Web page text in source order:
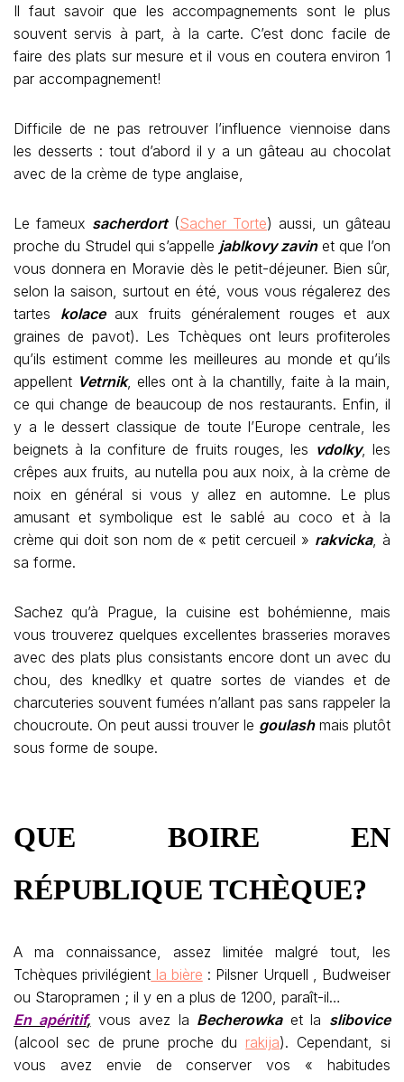
Il faut savoir que les accompagnements sont le plus
souvent servis à part, à la carte. C’est donc facile de
faire des plats sur mesure et il vous en coutera environ 1
par accompagnement!
Difficile de ne pas retrouver l’influence viennoise dans
les desserts : tout d’abord il y a un gâteau au chocolat
avec de la crème de type anglaise,
Le fameux sacherdort(Sacher Torte) aussi, un gâteau
proche du Strudel qui s’appelle jablkovy zavinet que l’on
vous donnera en Moravie dès le petit-déjeuner. Bien sûr,
selon la saison, surtout en été, vous vous régalerez des
tartes kolaceaux fruits généralement rouges et aux
graines de pavot). Les Tchèques ont leurs profiteroles
qu’ils estiment comme les meilleures au monde et qu’ils
appellent Vetrnik, elles ont à la chantilly, faite à la main,
ce qui change de beaucoup de nos restaurants. Enfin, il
y a le dessert classique de toute l’Europe centrale, les
beignets à la confiture de fruits rouges, les vdolky, les
crêpes aux fruits, au nutella pou aux noix, à la crème de
noix en général si vous y allez en automne. Le plus
amusant et symbolique est le sablé au coco et à la
crème qui doit son nom de « petit cercueil » rakvicka, à
sa forme.
Sachez qu’à Prague, la cuisine est bohémienne, mais
vous trouverez quelques excellentes brasseries moraves
avec des plats plus consistants encore dont un avec du
chou, des knedlky et quatre sortes de viandes et de
charcuteries souvent fumées n’allant pas sans rappeler la
choucroute. On peut aussi trouver le goulashmais plutôt
sous forme de soupe.
QUE BOIRE EN
RÉPUBLIQUE TCHÈQUE?
A ma connaissance, assez limitée malgré tout, les
Tchèques privilégient la bière : Pilsner Urquell , Budweiser
ou Staropramen ; il y en a plus de 1200, paraît-il…
En apéritif, vous avez la Becherowkaet la slibovice
(alcool sec de prune proche du rakija). Cependant, si
vous avez envie de conserver vos « habitudes